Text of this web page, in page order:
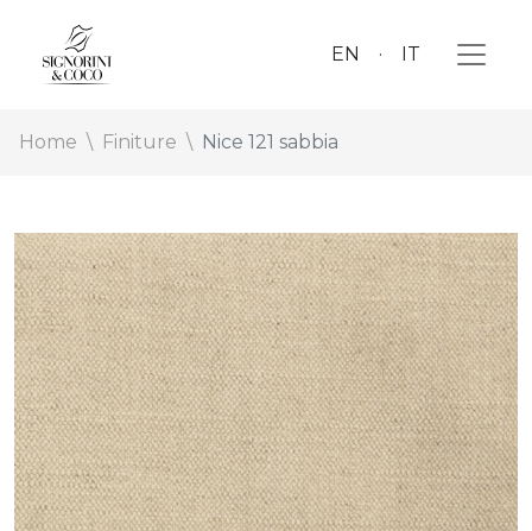
EN IT
Home Finiture Nice 121 sabbia